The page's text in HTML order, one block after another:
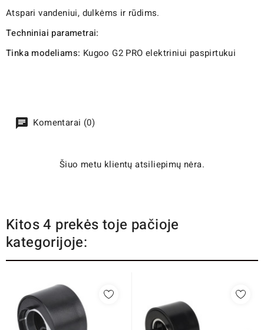
Atspari vandeniui, dulkėms ir rūdims.
Techniniai parametrai:
Tinka modeliams: Kugoo G2 PRO elektriniui paspirtukui
Komentarai (0)
Šiuo metu klientų atsiliepimų nėra.
Kitos 4 prekės toje pačioje
kategorijoje: